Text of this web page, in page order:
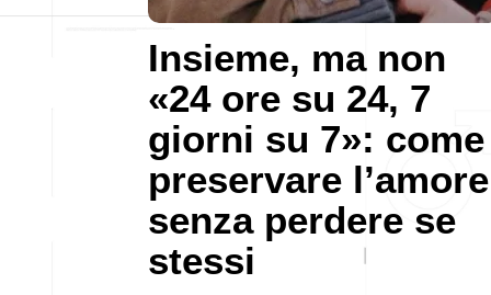
Insieme, ma non
«24 ore su 24, 7
giorni su 7»: come
preservare l’amore
senza perdere se
stessi